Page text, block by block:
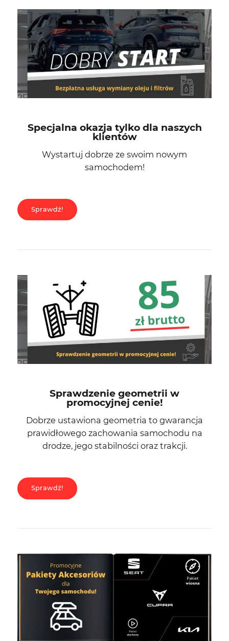
Specjalna okazja tylko dla naszych
klientów
Wystartuj dobrze ze swoim nowym
samochodem!
Sprawdź!
Sprawdzenie geometrii w
promocyjnej cenie!
Dobrze ustawiona geometria to gwarancja
prawidłowego zachowania samochodu na
drodze, jego stabilności oraz trakcji.
Sprawdź!